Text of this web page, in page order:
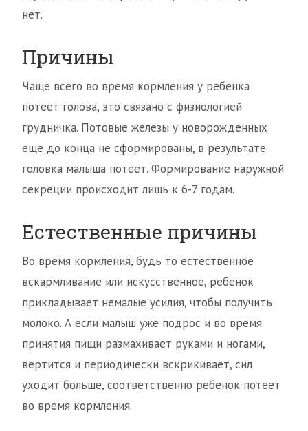
нет.
Причины
Чаще всего во время кормления у ребенка
потеет голова, это связано с физиологией
грудничка. Потовые железы у новорожденных
еще до конца не сформированы, в результате
головка малыша потеет. Формирование наружной
секреции происходит лишь к 6-7 годам.
Естественные причины
Во время кормления, будь то естественное
вскармливание или искусственное, ребенок
прикладывает немалые усилия, чтобы получить
молоко. А если малыш уже подрос и во время
принятия пищи размахивает руками и ногами,
вертится и периодически вскрикивает, сил
уходит больше, соответственно ребенок потеет
во время кормления.